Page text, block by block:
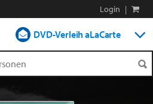
Login |
DVD-Verleih aLaCarte